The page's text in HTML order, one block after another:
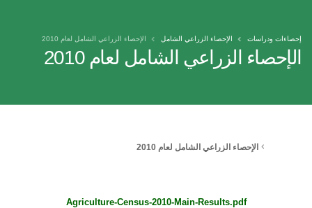
الإحصاء الزراعي الشامل لعام 2010
إحصاءات ودراسات الإحصاء الزراعي الشامل الإحصاء الزراعي الشامل لعام 2010
الإحصاء الزراعي الشامل لعام 2010
Agriculture-Census-2010-Main-Results.pdf